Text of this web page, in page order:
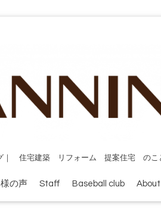
｜ 住宅建築 リフォーム 提案住宅 のこ
の声 Staff Baseball club About